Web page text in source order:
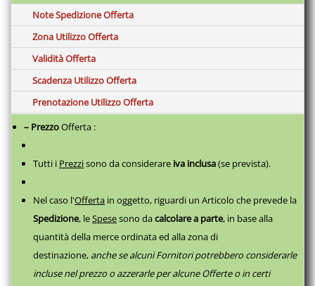
Note Spedizione Offerta
Zona Utilizzo Offerta
Validità Offerta
Scadenza Utilizzo Offerta
Prenotazione Utilizzo Offerta
– PrezzoOfferta :
Tutti i Prezzisono da considerare iva inclusa(se prevista).
Nel caso l'Offerta in oggetto, riguardi un Articolo che prevede la
Spedizione, leSpesesono dacalcolare a parte, in base alla
quantità della merce ordinata ed alla zona di
destinazione, anche se alcuni Fornitori potrebbero considerarle
incluse nel prezzo o azzerarle per alcune Offerte o in certi